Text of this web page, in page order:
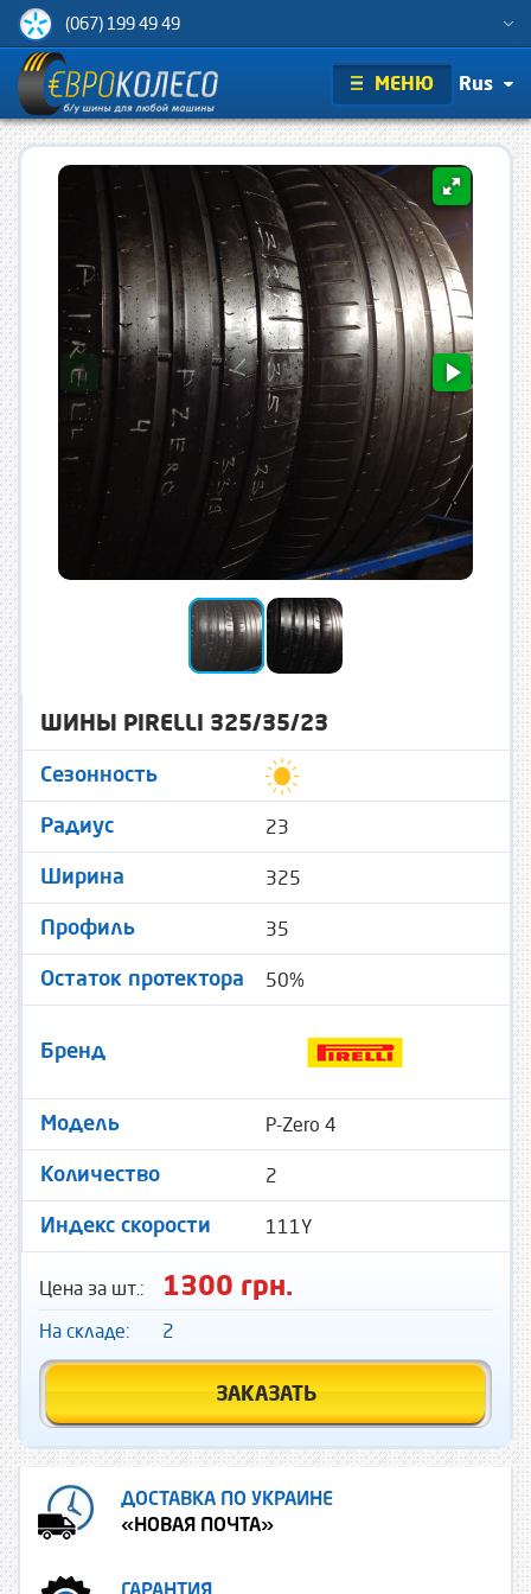
(067) 199 49 49
МЕНЮ Rus
ШИНЫ PIRELLI 325/35/23
Сезонность
Радиус 23
Ширина 325
Профиль 35
Остаток протектора 50%
Бренд
Модель P-Zero 4
Количество 2
Индекс скорости 111Y
Цена за шт.: 1300 грн.
На складе: 2
ЗАКАЗАТЬ
ДОСТАВКА ПО УКРАИНЕ
«НОВАЯ ПОЧТА»